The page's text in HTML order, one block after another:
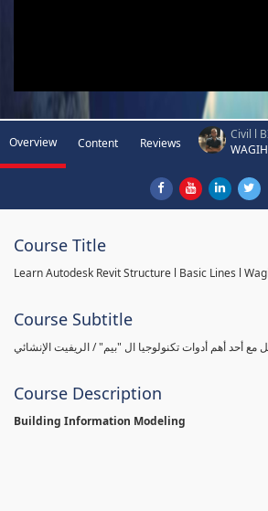
Overview Content Reviews
Civil l
Course Title
Learn Autodesk Revit Structure l Basic Lines l
Course Subtitle
مع أحد أهم أدوات تكنولوجيا ال "بيم" / الريفيت الإنشائي
Course Description
Building Information Modeling